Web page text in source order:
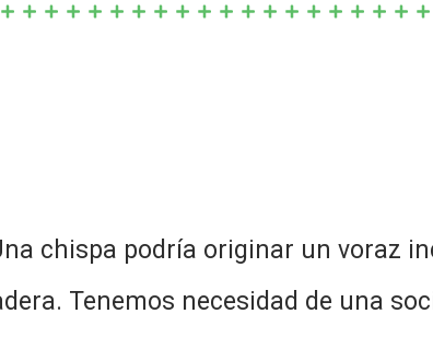
chispa podría originar un voraz
Tenemos necesidad de una